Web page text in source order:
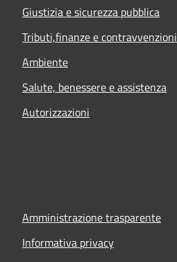
Giustizia e sicurezza pubblica
Tributi,finanze e contravvenzioni
Ambiente
Salute, benessere e assistenza
Autorizzazioni
Amministrazione trasparente
Informativa privacy